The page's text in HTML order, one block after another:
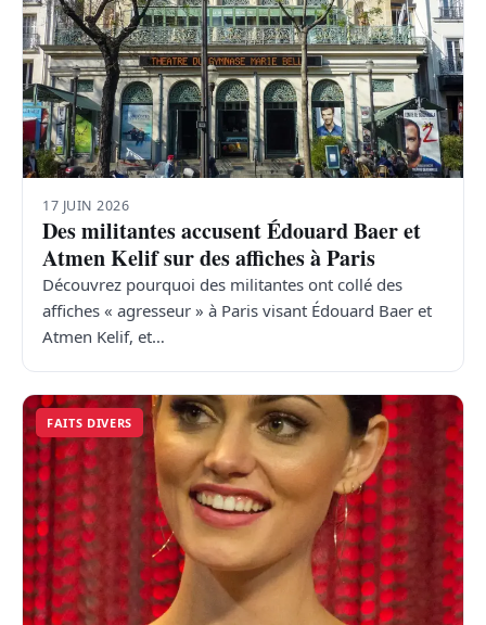
17 JUIN 2026
Des militantes accusent Édouard Baer et
Atmen Kelif sur des affiches à Paris
Découvrez pourquoi des militantes ont collé des
affiches « agresseur » à Paris visant Édouard Baer et
Atmen Kelif, et…
FAITS DIVERS